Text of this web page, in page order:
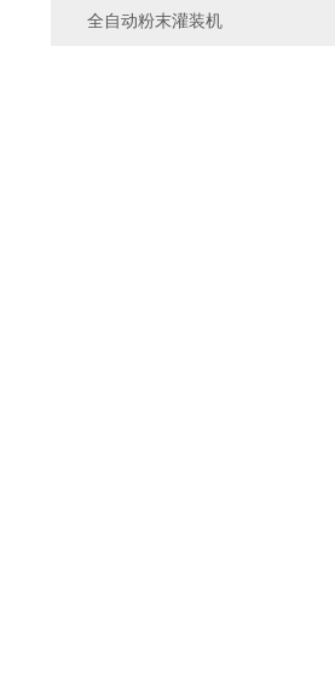
全自动粉末灌装机